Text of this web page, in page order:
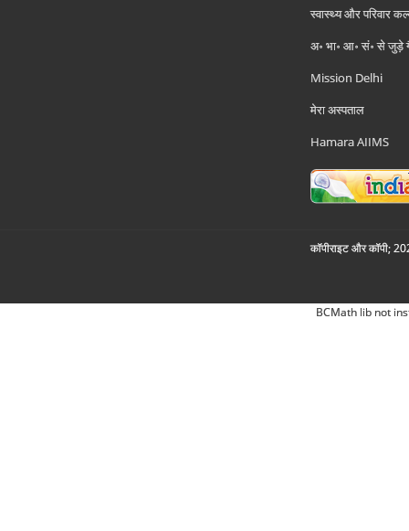
स्वास्थ्य और परिवार
अ॰ भा॰ आ॰ सं॰ से जुड़े
Mission Delhi
मेरा अस्पताल
Hamara AIIMS
कॉपीराइट और कॉपी;
BCMath lib not